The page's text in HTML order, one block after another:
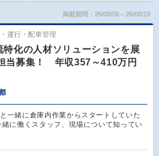
掲載期間：26/08/06～26/08/19
運行・配車管理
化の人材ソリューションを展
当募集！ 年収357～410万円
一緒に倉庫内作業からスタートしていた
に働くスタッフ、現場について知ってい